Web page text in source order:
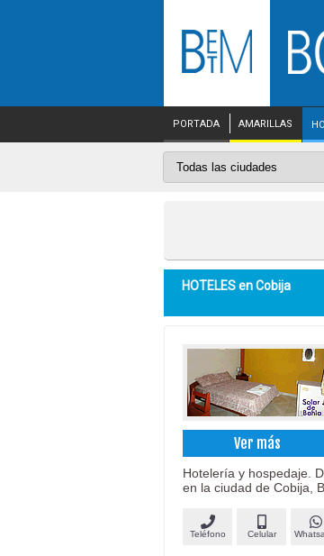
PORTADA AMARILLAS
HOTELES enCobija
Ver más
Hotelería y hospedaje.
en la ciudad de Cobija,
Teléfono Celular